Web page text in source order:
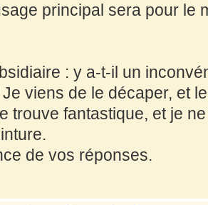
principal sera pour le
: y a-t-il un
viens de le décaper, et
trouve fantastique, et je
de vos réponses.